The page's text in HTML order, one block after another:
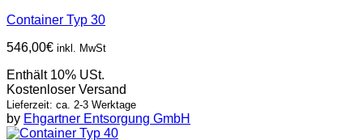
Container Typ 30
546,00€ inkl. MwSt
Enthält 10% USt.
Kostenloser Versand
Lieferzeit: ca. 2-3 Werktage
by Ehgartner Entsorgung GmbH